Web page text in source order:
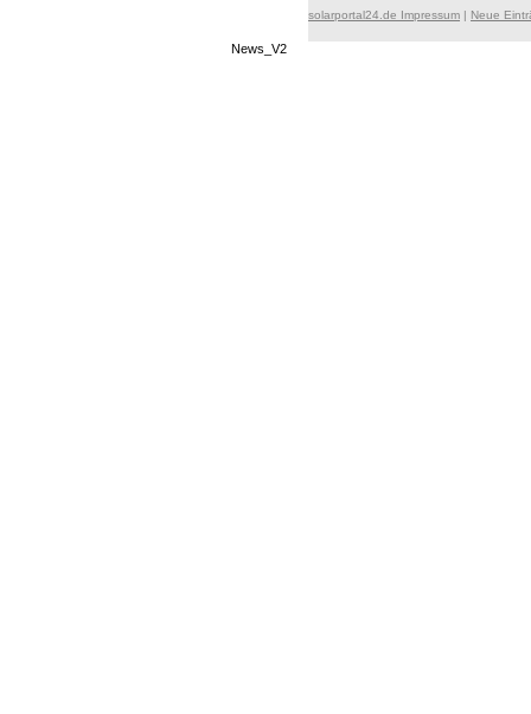
solarportal24.de Impressum | Neue
News_V2